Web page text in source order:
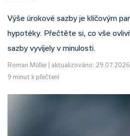
Výše úrokové sazby je klíčovým
hypotéky. Přečtěte si, co vše
sazby vyvíjely v minulosti.
Roman Müller
aktualizováno: 29.07.2026
9 minut k přečtení